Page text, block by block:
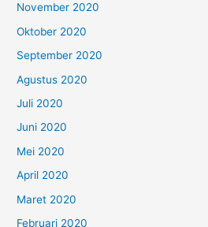
November 2020
Oktober 2020
September 2020
Agustus 2020
Juli 2020
Juni 2020
Mei 2020
April 2020
Maret 2020
Februari 2020